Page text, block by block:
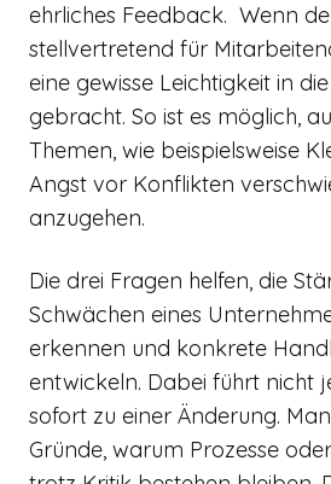
ehrliches Feedback. Wenn
stellvertretend für
eine gewisse Leichtigkeit in
gebracht. So ist es möglich,
Themen, wie beispielsweise
Angst vor Konflikten
anzugehen.
Die drei Fragen helfen, die
Schwächen eines
erkennen und konkrete
entwickeln. Dabei führt nicht
sofort zu einer Änderung.
Gründe, warum Prozesse